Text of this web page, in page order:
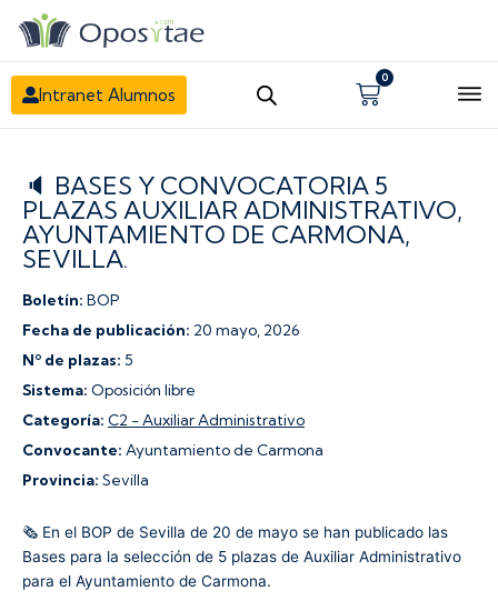
Intranet Alumnos
0
Carrito
🔈 BASES Y CONVOCATORIA 5
PLAZAS AUXILIAR ADMINISTRATIVO,
AYUNTAMIENTO DE CARMONA,
SEVILLA.
Boletín: BOP
Fecha de publicación: 20 mayo, 2026
Nº de plazas: 5
Sistema: Oposición libre
Categoría: C2 - Auxiliar Administrativo
Convocante: Ayuntamiento de Carmona
Provincia: Sevilla
🗞️ En el BOP de Sevilla de 20 de mayo se han publicado las
Bases para la selección de 5 plazas de Auxiliar Administrativo
para el Ayuntamiento de Carmona.